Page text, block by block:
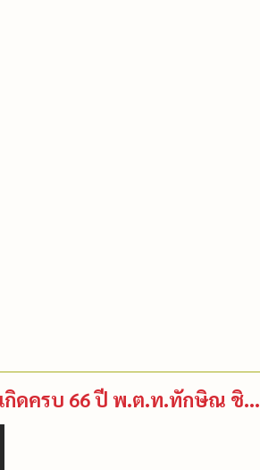
เกิดครบ 66 ปี พ.ต.ท.ทักษิณ ชิ...